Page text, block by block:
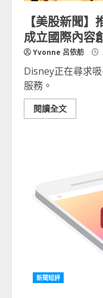
【美股新聞
成立國際內容
Yvonne 呂依舫
Disney正在尋求
服務。
閱讀全文
新聞短評